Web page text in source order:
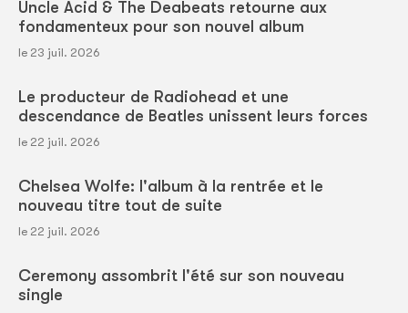
Uncle Acid & The Deabeats retourne aux
fondamenteux pour son nouvel album
le 23 juil. 2026
Le producteur de Radiohead et une
descendance de Beatles unissent leurs forces
le 22 juil. 2026
Chelsea Wolfe: l'album à la rentrée et le
nouveau titre tout de suite
le 22 juil. 2026
Ceremony assombrit l'été sur son nouveau
single